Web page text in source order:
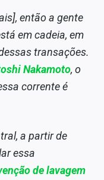
então a gente
em cadeia, em
transações.
Nakamoto, o
corrente é
a partir de
essa
de lavagem